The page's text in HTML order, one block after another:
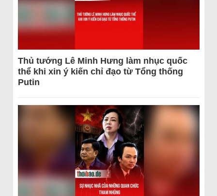
Thủ tướng Lê Minh Hưng làm nhục quốc
thể khi xin ý kiến chỉ đạo từ Tổng thống
Putin